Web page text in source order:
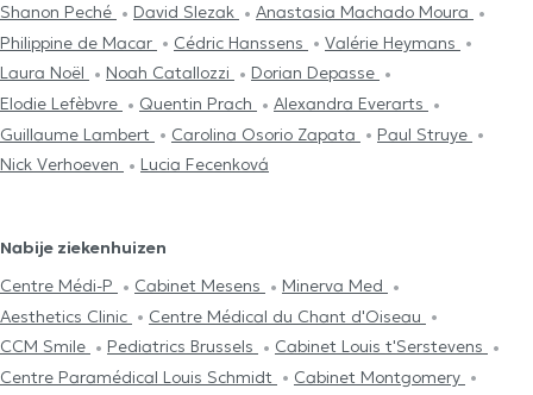
Shanon Peché
David Slezak
Anastasia Machado Moura
Philippine de Macar
Cédric Hanssens
Valérie Heymans
Laura Noël
Noah Catallozzi
Dorian Depasse
Elodie Lefèbvre
Quentin Prach
Alexandra Everarts
Guillaume Lambert
Carolina Osorio Zapata
Paul Struye
Nick Verhoeven
Lucia Fecenková
Nabije ziekenhuizen
Centre Médi-P
Cabinet Mesens
Minerva Med
Aesthetics Clinic
Centre Médical du Chant d'Oiseau
CCM Smile
Pediatrics Brussels
Cabinet Louis t'Serstevens
Centre Paramédical Louis Schmidt
Cabinet Montgomery